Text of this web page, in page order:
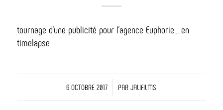
tournage d’une publicité pour l’agence Euphorie… en
timelapse
6 OCTOBRE 2017
/ PARJALIFILMS